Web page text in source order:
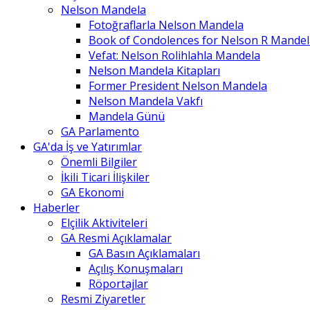
Nelson Mandela
Fotoğraflarla Nelson Mandela
Book of Condolences for Nelson R
Vefat: Nelson Rolihlahla Mandela
Nelson Mandela Kitapları
Former President Nelson Mandela
Nelson Mandela Vakfı
Mandela Günü
GA Parlamento
GA'da İş ve Yatırımlar
Önemli Bilgiler
İkili Ticari İlişkiler
GA Ekonomi
Haberler
Elçilik Aktiviteleri
GA Resmi Açıklamalar
GA Basın Açıklamaları
Açılış Konuşmaları
Röportajlar
Resmi Ziyaretler